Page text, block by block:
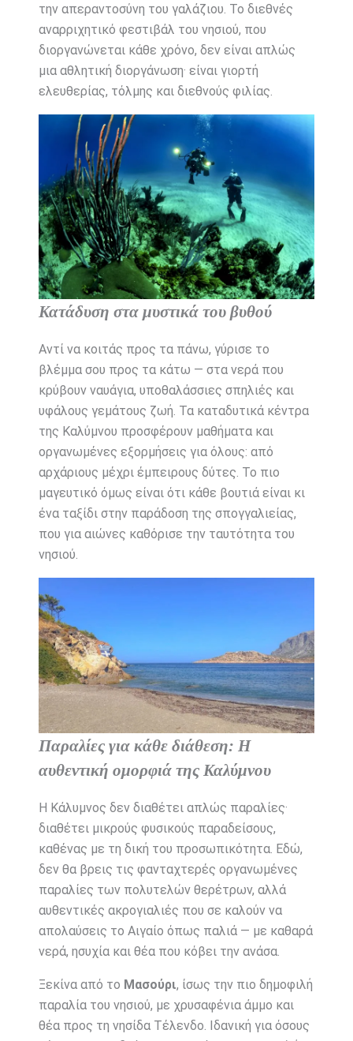
την απεραντοσύνη του γαλάζιου. Το διεθνές
αναρριχητικό φεστιβάλ του νησιού, που
διοργανώνεται κάθε χρόνο, δεν είναι απλώς
μια αθλητική διοργάνωση· είναι γιορτή
ελευθερίας, τόλμης και διεθνούς φιλίας.
Κατάδυση στα μυστικά του βυθού
Αντί να κοιτάς προς τα πάνω, γύρισε το
βλέμμα σου προς τα κάτω — στα νερά που
κρύβουν ναυάγια, υποθαλάσσιες σπηλιές και
υφάλους γεμάτους ζωή. Τα καταδυτικά κέντρα
της Καλύμνου προσφέρουν μαθήματα και
οργανωμένες εξορμήσεις για όλους: από
αρχάριους μέχρι έμπειρους δύτες. Το πιο
μαγευτικό όμως είναι ότι κάθε βουτιά είναι κι
ένα ταξίδι στην παράδοση της σπογγαλιείας,
που για αιώνες καθόρισε την ταυτότητα του
νησιού.
Παραλίες για κάθε διάθεση: Η
αυθεντική ομορφιά της Καλύμνου
Η Κάλυμνος δεν διαθέτει απλώς παραλίες·
διαθέτει μικρούς φυσικούς παραδείσους,
καθένας με τη δική του προσωπικότητα. Εδώ,
δεν θα βρεις τις φανταχτερές οργανωμένες
παραλίες των πολυτελών θερέτρων, αλλά
αυθεντικές ακρογιαλιές που σε καλούν να
απολαύσεις το Αιγαίο όπως παλιά — με καθαρά
νερά, ησυχία και θέα που κόβει την ανάσα.
Ξεκίνα από το Μασούρι, ίσως την πιο δημοφιλή
παραλία του νησιού, με χρυσαφένια άμμο και
θέα προς τη νησίδα Τέλενδο. Ιδανική για όσους